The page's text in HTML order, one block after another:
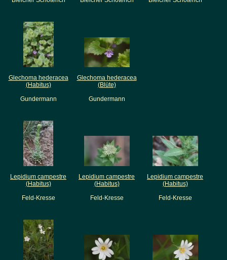
Glechoma hederacea
(Habitus)
Gundermann
Glechoma hederacea
(Blüte)
Gundermann
Lepidium campestre
(Habitus)
Feld-Kresse
Lepidium campestre
(Habitus)
Feld-Kresse
Lepidium campestre
(Habitus)
Feld-Kresse